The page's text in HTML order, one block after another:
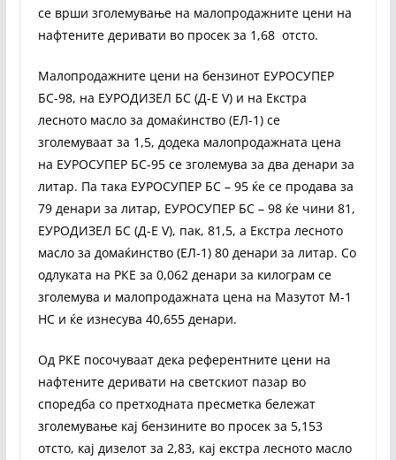
се врши зголемување на малопродажните цени на
нафтените деривати во просек за 1,68 отсто.
Малопродажните цени на бензинот ЕУРОСУПЕР
БС-98, на ЕУРОДИЗЕЛ БС (Д-Е V) и на Екстра
лесното масло за домаќинство (ЕЛ-1) се
зголемуваат за 1,5, додека малопродажната цена
на ЕУРОСУПЕР БС-95 се зголемува за два денари за
литар. Па така ЕУРОСУПЕР БС – 95 ќе се продава за
79 денари за литар, ЕУРОСУПЕР БС – 98 ќе чини 81,
ЕУРОДИЗЕЛ БС (Д-Е V), пак, 81,5, а Екстра лесното
масло за домаќинство (ЕЛ-1) 80 денари за литар. Со
одлуката на РКЕ за 0,062 денари за килограм се
зголемува и малопродажната цена на Мазутот М-1
НС и ќе изнесува 40,655 денари.
Од РКЕ посочуваат дека референтните цени на
нафтените деривати на светскиот пазар во
споредба со претходната пресметка бележат
зголемување кај бензините во просек за 5,153
отсто, кај дизелот за 2,83, кај екстра лесното масло